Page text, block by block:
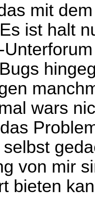
mit
Es ist halt
wars
von mir
bieten